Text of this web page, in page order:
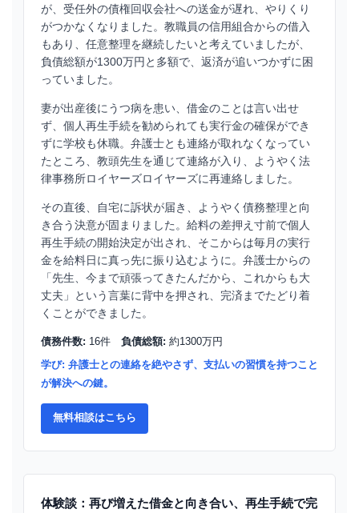
が、受任外の債権回収会社への送金が遅れ、やりくり
がつかなくなりました。教職員の信用組合からの借入
もあり、任意整理を継続したいと考えていましたが、
負債総額が1300万円と多額で、返済が追いつかずに困
っていました。
妻が出産後にうつ病を患い、借金のことは言い出せ
ず、個人再生手続を勧められても実行金の確保ができ
ずに学校も休職。弁護士とも連絡が取れなくなってい
たところ、教頭先生を通じて連絡が入り、ようやく法
律事務所ロイヤーズロイヤーズに再連絡しました。
その直後、自宅に訴状が届き、ようやく債務整理と向
き合う決意が固まりました。給料の差押え寸前で個人
再生手続の開始決定が出され、そこからは毎月の実行
金を給料日に真っ先に振り込むように。弁護士からの
「先生、今まで頑張ってきたんだから、これからも大
丈夫」という言葉に背中を押され、完済までたどり着
くことができました。
債務件数: 16件 負債総額: 約1300万円
学び: 弁護士との連絡を絶やさず、支払いの習慣を持つこと
が解決への鍵。
無料相談はこちら
体験談：再び増えた借金と向き合い、再生手続で完